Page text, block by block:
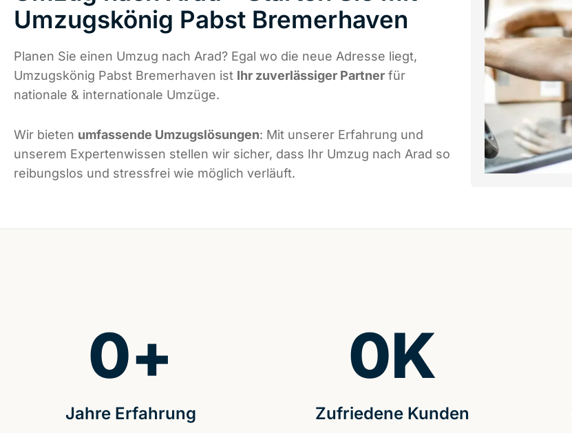
Umzugskönig Pabst Bremerhaven
Planen Sie einen Umzug nach Arad? Egal wo die neue Adresse liegt,
Umzugskönig Pabst Bremerhaven ist Ihr zuverlässiger Partner für
nationale & internationale Umzüge.
Wir bieten umfassende Umzugslösungen: Mit unserer Erfahrung und
unserem Expertenwissen stellen wir sicher, dass Ihr Umzug nach Arad so
reibungslos und stressfrei wie möglich verläuft.
Jahre Erfahrung
0+
Zufriedene Kunden
0K